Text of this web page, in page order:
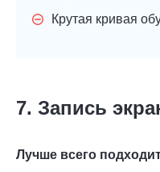
Крутая кривая
7. Запись
Лучше всего